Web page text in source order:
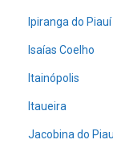
Ipiranga do Piauí
Isaías Coelho
Itainópolis
Itaueira
Jacobina do